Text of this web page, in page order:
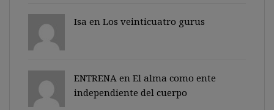
Isa en Los veinticuatro gurus
ENTRENA en El alma como ente
independiente del cuerpo